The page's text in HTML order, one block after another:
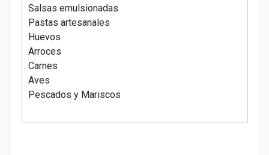
Salsas emulsionadas
Pastas artesanales
Huevos
Arroces
Carnes
Aves
Pescados y Mariscos